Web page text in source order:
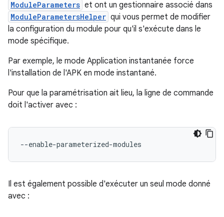
ModuleParameters et ont un gestionnaire associé dans
ModuleParametersHelper qui vous permet de modifier
la configuration du module pour qu'il s'exécute dans le
mode spécifique.
Par exemple, le mode Application instantanée force
l'installation de l'APK en mode instantané.
Pour que la paramétrisation ait lieu, la ligne de commande
doit l'activer avec :
Il est également possible d'exécuter un seul mode donné
avec :